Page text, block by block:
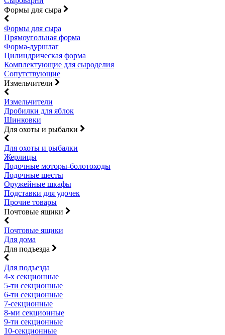
Формы для сыра
Формы для сыра
Прямоугольная форма
Форма-дуршлаг
Цилиндрическая форма
Комплектующие для сыроделия
Сопутствующие
Измельчители
Измельчители
Дробилки для яблок
Шинковки
Для охоты и рыбалки
Для охоты и рыбалки
Жерлицы
Лодочные моторы-болотоходы
Лодочные шесты
Оружейные шкафы
Подставки для удочек
Прочие товары
Почтовые ящики
Почтовые ящики
Для дома
Для подъезда
Для подъезда
4-х секционные
5-ти секционные
6-ти секционные
7-секционные
8-ми секционные
9-ти секционные
10-секционные